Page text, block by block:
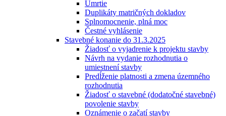
Úmrtie
Duplikáty matričných dokladov
Splnomocnenie, plná moc
Čestné vyhlásenie
Stavebné konanie do 31.3.2025
Žiadosť o vyjadrenie k projektu stavby
Návrh na vydanie rozhodnutia o
umiestnení stavby
Predĺženie platnosti a zmena územného
rozhodnutia
Žiadosť o stavebné (dodatočné stavebné)
povolenie stavby
Oznámenie o začatí stavby